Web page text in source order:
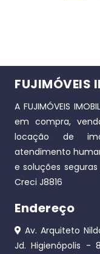
FUJIMÓVEIS
A FUJIMÓVEIS
em compra,
locação de
atendimento
e soluções
Creci J8816
Endereço
Av. Arquiteto
Jd. Higienópolis -